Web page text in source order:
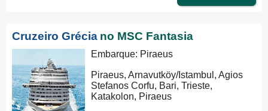
Cruzeiro Grécia no MSC Fantasia
Embarque: Piraeus
Piraeus, Arnavutköy/Istambul, Agios
Stefanos Corfu, Bari, Trieste,
Katakolon, Piraeus